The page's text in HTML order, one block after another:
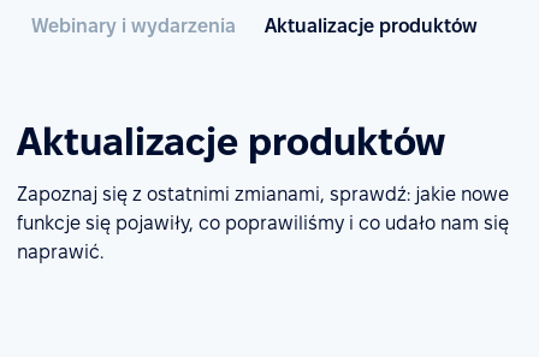
Webinary i wydarzenia Aktualizacje produktów
Aktualizacje produktów
Zapoznaj się z ostatnimi zmianami, sprawdź: jakie nowe
funkcje się pojawiły, co poprawiliśmy i co udało nam się
naprawić.